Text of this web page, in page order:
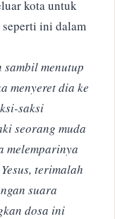
kota untuk
ini dalam
menutup
menyeret dia ke
saksi
seorang muda
melemparinya
terimalah
suara
dosa ini